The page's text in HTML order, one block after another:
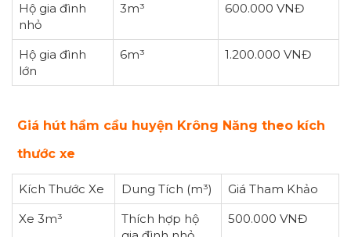
Hộ gia đình
nhỏ
3m³ 600.000 VNĐ
Hộ gia đình
lớn
6m³ 1.200.000 VNĐ
Giá hút hầm cầu huyện Krông Năng theo kích
thước xe
Kích Thước Xe Dung Tích (m³)
Giá Tham Khảo
Xe 3m³
Thích hợp hộ
500.000 VNĐ